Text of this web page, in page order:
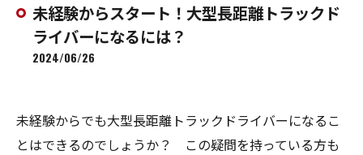
未経験からスタート！大型長距離トラックド
ライバーになるには？
2024/06/26
未経験からでも大型長距離トラックドライバーになるこ
とはできるのでしょうか？ この疑問を持っている方も